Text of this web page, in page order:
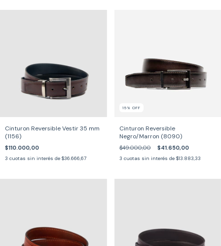
Cinturon Reversible Vestir 35 mm
(1156)
$110.000,00
3 cuotas sin interés de $36.666,67
15 % OFF
Cinturon Reversible
Negro/Marron (8090)
$49.000,00 $41.650,00
3 cuotas sin interés de $13.883,33